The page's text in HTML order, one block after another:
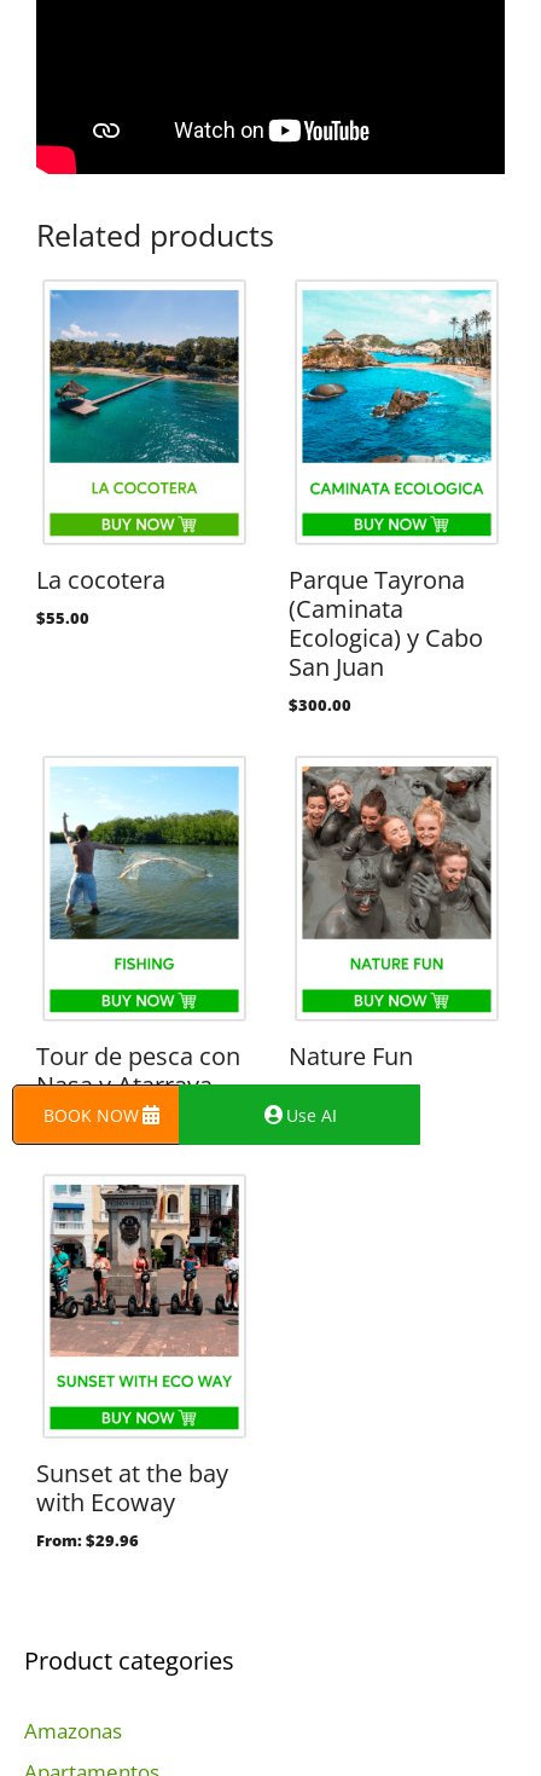
Related products
La cocotera
$55.00
Parque Tayrona
(Caminata
Ecologica) y Cabo
San Juan
$300.00
Tour de pesca con
Nasa y Atarraya
From:$ 104.00
Nature Fun
Sunset at the bay
with Ecoway
From:$29.96
Product categories
Amazonas
BOOK NOW Use AI